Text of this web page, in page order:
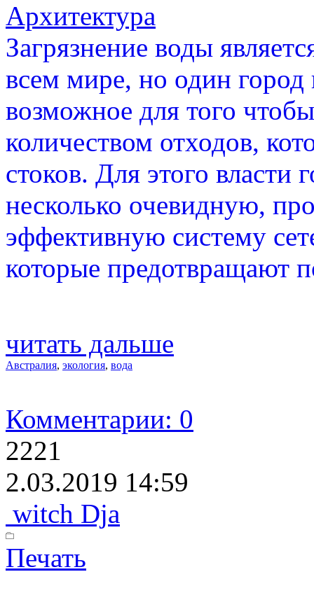
Архитектура
Загрязнение воды
всем мире, но один город
возможное для того
количеством отходов,
стоков. Для этого власти
несколько очевидную,
эффективную систему
которые предотвращают
читать дальше
Австралия, экология, вода
Комментарии: 0
2221
2.03.2019 14:59
witch Dja
Печать